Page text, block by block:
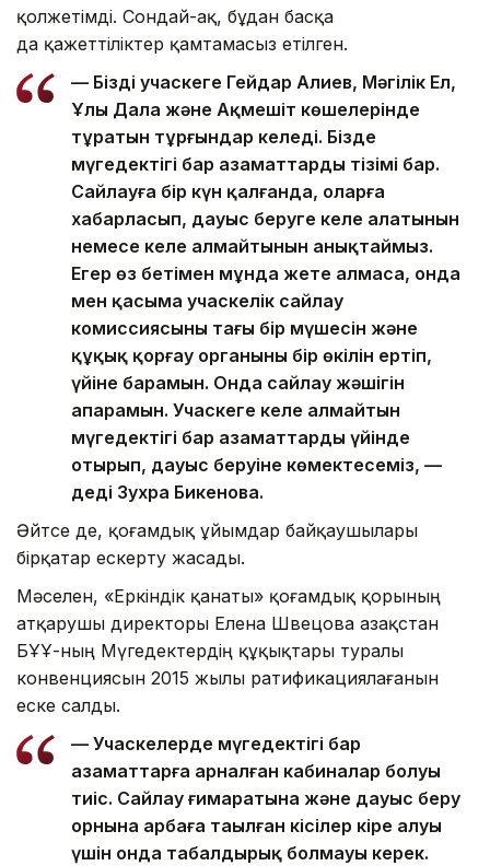
қолжетімді. Сондай-ақ, бұдан басқа
да қажеттіліктер қамтамасыз етілген.
— Біздің учаскеге Гейдар Алиев, Мәңгілік Ел,
Ұлы Дала және Ақмешіт көшелерінде
тұратын тұрғындар келеді. Бізде
мүгедектігі бар азаматтардың тізімі бар.
Сайлауға бір күн қалғанда, оларға
хабарласып, дауыс беруге келе алатынын
немесе келе алмайтынын анықтаймыз.
Егер өз бетімен мұнда жете алмаса, онда
мен қасыма учаскелік сайлау
комиссиясының тағы бір мүшесін және
құқық қорғау органының бір өкілін ертіп,
үйіне барамын. Онда сайлау жәшігін
апарамын. Учаскеге келе алмайтын
мүгедектігі бар азаматтардың үйінде
отырып, дауыс беруіне көмектесеміз, —
деді Зухра Бикенова.
Әйтсе де, қоғамдық ұйымдар байқаушылары
бірқатар ескерту жасады.
Мәселен, «Еркіндік қанаты» қоғамдық қорының
атқарушы директоры Елена Швецова Қазақстан
БҰҰ-ның Мүгедектердің құқықтары туралы
конвенциясын 2015 жылы ратификациялағанын
еске салды.
— Учаскелерде мүгедектігі бар
азаматтарға арналған кабиналар болуы
тиіс. Сайлау ғимаратына және дауыс беру
орнына арбаға таңылған кісілер кіре алуы
үшін онда табалдырық болмауы керек.